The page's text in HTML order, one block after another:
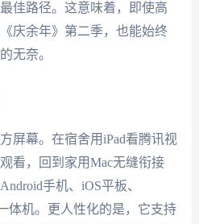
佳路径。这意味着，即使高
庆余年》第二季，也能始终
无奈。
屏幕。在宿舍用iPad看腾讯视
看，回到家用Mac无缝衔接
手机、iOS平板、
体机。更人性化的是，它支持